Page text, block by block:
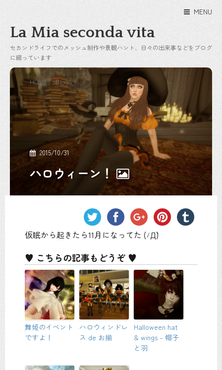
MENU
La Mia seconda vita
セカンドライフでのメッシュ制作や景観ハント、日々の出来事などをブログ
に綴っています
HOME >Blog >
2015/10/31
ハロウィーン！
仮眠から起きたら11月になってた (ﾉД`)
♥ こちらの記事もどうぞ ♥
舞姫のイベント
ですよ！
ハロウィンドレ
ス de お揃
Halloween hat
& wings – 帽子
と羽